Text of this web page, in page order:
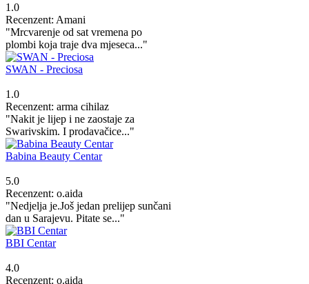
1.0
Recenzent: Amani
"Mrcvarenje od sat vremena po
plombi koja traje dva mjeseca..."
SWAN - Preciosa
1.0
Recenzent: arma cihilaz
"Nakit je lijep i ne zaostaje za
Swarivskim. I prodavačice..."
Babina Beauty Centar
5.0
Recenzent: o.aida
"Nedjelja je.Još jedan prelijep sunčani
dan u Sarajevu. Pitate se..."
BBI Centar
4.0
Recenzent: o.aida